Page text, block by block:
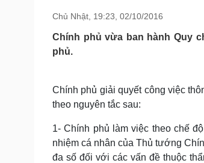
Biển
Pháp luật
Tư vấn luật
Phân
Sức khỏe
Dinh dưỡng - món ngon
Đời
Nhà
Chủ Nhật, 19:23, 02/10/2016
Chính phủ vừa ban hành Quy
phủ.
Chính phủ giải quyết công việc
theo nguyên tắc sau:
1- Chính phủ làm việc theo chế
nhiệm cá nhân của Thủ tướng
đa số đối với các vấn đề thuộc